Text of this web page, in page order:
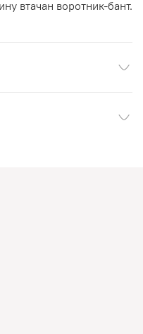
втачан воротник-бант.